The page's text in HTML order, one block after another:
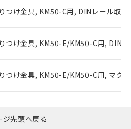
つけ金具, KM50-C用, DINレール取り
つけ金具, KM50-E/KM50-C用, DIN
つけ金具, KM50-E/KM50-C用, マグ
ジ先頭へ戻る
し(最新の在庫状況につ
、お客様のお取引先、ま
様担当のオムロン制御
売店・当社販売員にご確
さい)
産機種、また在庫状況の
ネットワーク
」をご確認
く第三者に漏洩または開
用いただくには、I-Web
品リストについて、当社